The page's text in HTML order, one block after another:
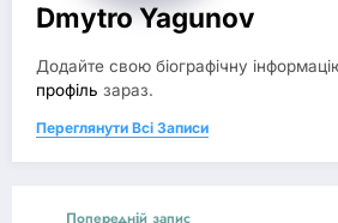
Dmytro Yagunov
Додайте свою біографічну
профіль зараз.
Переглянути Всі Записи
Попередній запис